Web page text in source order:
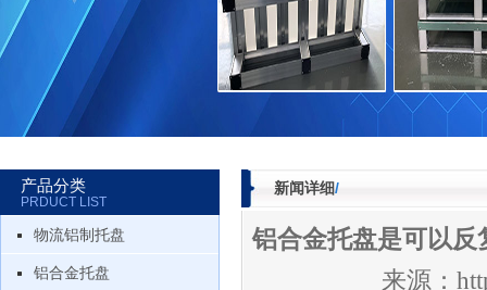
产品分类
PRDUCT LIST
物流铝制托盘
铝合金托盘
新闻详细/
铝合金托盘是可以
来源：